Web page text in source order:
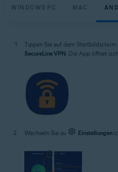
WINDOWS PC MAC
Tippen Sie auf dem
SecureLine VPN. Die App öffnet
Wechseln Sie zu Einstellungen